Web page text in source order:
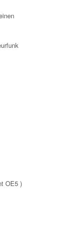
OE5 )